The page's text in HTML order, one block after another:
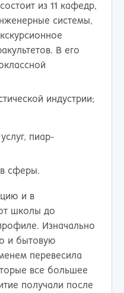
из 11 кафедр,
системы,
В его
индустрии;
пиар-
сферы.
и в
школы до
Изначально
и бытовую
перевесила
все большее
получали после